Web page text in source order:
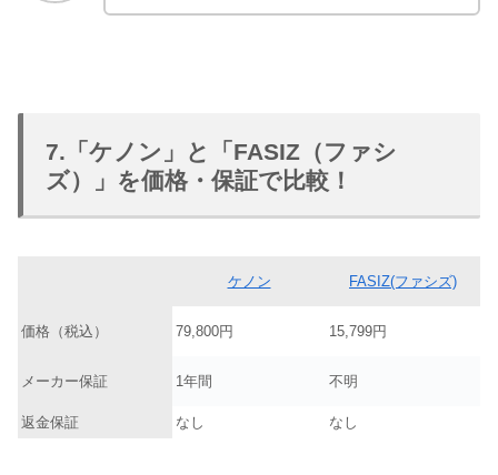
7.「ケノン」と「FASIZ（ファシ
ズ）」を価格・保証で比較！
ケノン FASIZ(ファシズ)
価格（税込） 79,800円 15,799円
メーカー保証 1年間 不明
返金保証 なし なし